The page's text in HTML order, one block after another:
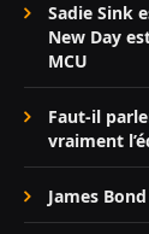
Sadie Sink
New Day
MCU
Faut-il
vraiment
James